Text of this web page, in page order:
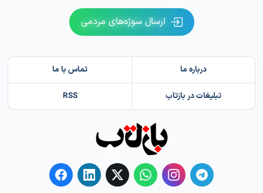
ارسال سوژه‌های مردمی
درباره ما تماس با ما
تبلیغات در بازتاب RSS